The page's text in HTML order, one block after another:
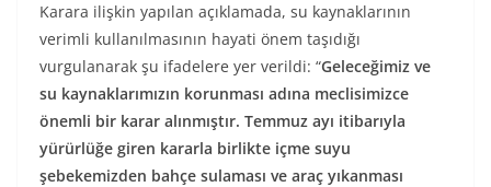
Karara ilişkin yapılan açıklamada, su kaynaklarının
verimli kullanılmasının hayati önem taşıdığı
vurgulanarak şu ifadelere yer verildi: “Geleceğimiz ve
su kaynaklarımızın korunması adına meclisimizce
önemli bir karar alınmıştır. Temmuz ayı itibarıyla
yürürlüğe giren kararla birlikte içme suyu
şebekemizden bahçe sulaması ve araç yıkanması